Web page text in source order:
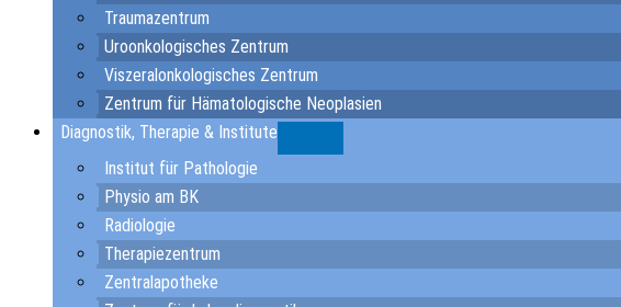
Traumazentrum
Uroonkologisches Zentrum
Viszeralonkologisches Zentrum
Zentrum für Hämatologische Neoplasien
Diagnostik, Therapie & Institute
Institut für Pathologie
Physio am BK
Radiologie
Therapiezentrum
Zentralapotheke